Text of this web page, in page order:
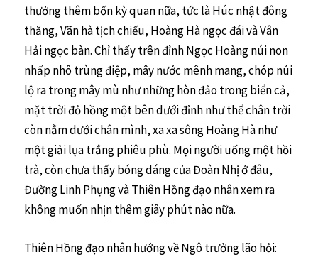
thưởng thêm bốn kỳ quan nữa, tức là Húc nhật đông
thăng, Vãn hà tịch chiếu, Hoàng Hà ngọc đái và Vân
Hải ngọc bàn. Chỉ thấy trên đỉnh Ngọc Hoàng núi non
nhấp nhô trùng điệp, mây nước mênh mang, chóp núi
lộ ra trong mây mù như những hòn đảo trong biển cả,
mặt trời đỏ hồng một bên dưới đỉnh như thể chân trời
còn nằm dưới chân mình, xa xa sông Hoàng Hà như
một giải lụa trắng phiêu phù. Mọi người uống một hồi
trà, còn chưa thấy bóng dáng của Đoàn Nhị ở đâu,
Đường Linh Phụng và Thiên Hồng đạo nhân xem ra
không muốn nhịn thêm giây phút nào nữa.
Thiên Hồng đạo nhân hướng về Ngô trưởng lão hỏi: